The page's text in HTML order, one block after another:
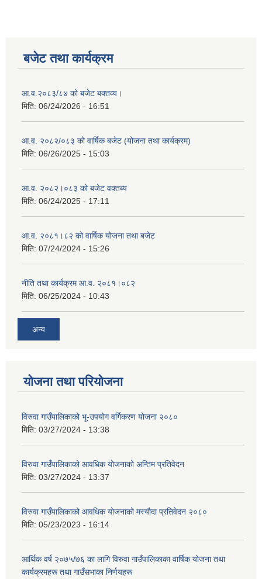
बजेट तथा कार्यक्रम
आ.व.२०८३/८४ को बजेट बक्तव्य।
मिति: 06/24/2026 - 16:51
आ.व. २०८२/०८३ को वार्षिक बजेट (योजना तथा कार्यक्रम)
मिति: 06/26/2025 - 15:03
आ.व. २०८२।०८३ को बजेट वक्तब्य
मिति: 06/24/2025 - 17:11
आ.व. २०८१।८२ को वार्षिक योजना तथा बजेट
मिति: 07/24/2024 - 15:26
नीति तथा कार्यक्रम आ.व. २०८१।०८२
मिति: 06/25/2024 - 10:43
अन्य
योजना तथा परियोजना
विरुवा गाउँपालिकाको भू-उपयोग वर्गिकरण योजना २०८०
मिति: 03/27/2024 - 13:38
विरुवा गाउँपालिकाको आवधिक योजनाको अन्तिम प्रतिवेदन
मिति: 03/27/2024 - 13:37
विरुवा गाउँपालिकाको आवधिक योजनाको मस्यौदा प्रतिवेदन २०८०
मिति: 05/23/2023 - 16:14
आर्थिक वर्ष २०७५/७६ का लागि विरुवा गाउँपालिकाका वार्षिक योजना तथा
कार्यक्रमहरू तथा गाउँसभाका निर्णयहरू